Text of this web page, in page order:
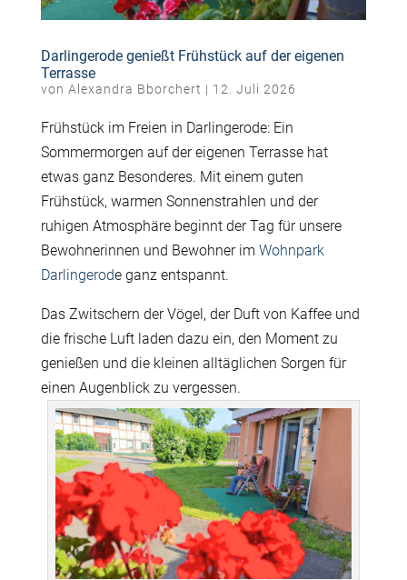
Darlingerode genießt Frühstück auf der eigenen
Terrasse
von Alexandra Bborchert | 12. Juli 2026
Frühstück im Freien in Darlingerode: Ein
Sommermorgen auf der eigenen Terrasse hat
etwas ganz Besonderes. Mit einem guten
Frühstück, warmen Sonnenstrahlen und der
ruhigen Atmosphäre beginnt der Tag für unsere
Bewohnerinnen und Bewohner im Wohnpark
Darlingerode ganz entspannt.
Das Zwitschern der Vögel, der Duft von Kaffee und
die frische Luft laden dazu ein, den Moment zu
genießen und die kleinen alltäglichen Sorgen für
einen Augenblick zu vergessen.